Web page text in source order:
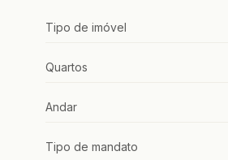
Tipo de imóvel
Quartos
Andar
Tipo de mandato